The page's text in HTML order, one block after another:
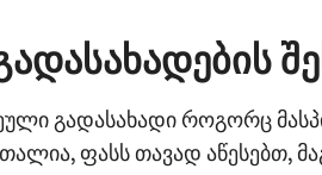
გადასახადი როგორც
ფასს თავად აწესებთ,